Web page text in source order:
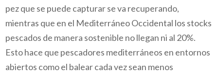
pez que se puede capturar se va recuperando,
mientras que en el Mediterráneo Occidental los stocks
pescados de manera sostenible no llegan ni al 20%.
Esto hace que pescadores mediterráneos en entornos
abiertos como el balear cada vez sean menos